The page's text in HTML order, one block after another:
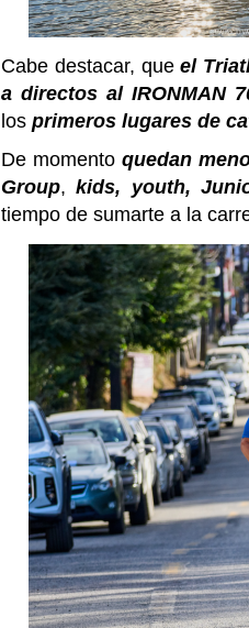
Cabe destacar, queel
a directos al IRONMAN
los primeros lugares de
De momentoquedan
Group,kids, youth,
tiempo de sumarte a la